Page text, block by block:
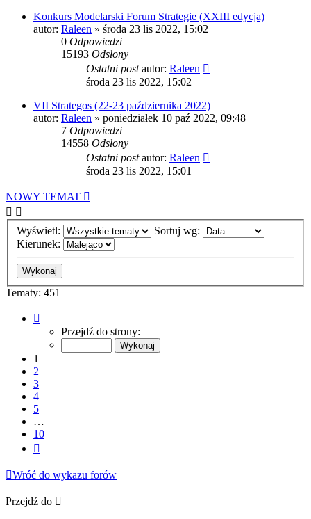
Konkurs Modelarski Forum Strategie (XXIII edycja)
autor: Raleen » środa 23 lis 2022, 15:02
0 Odpowiedzi
15193 Odsłony
Ostatni postautor: Raleen
środa 23 lis 2022, 15:02
VII Strategos (22-23 października 2022)
autor: Raleen » poniedziałek 10 paź 2022, 09:48
7 Odpowiedzi
14558 Odsłony
Ostatni postautor: Raleen
środa 23 lis 2022, 15:01
NOWY TEMAT
Wyświetl:
Sortuj wg:
Kierunek:
Tematy: 451
Przejdź do strony:
1
2
3
4
5
…
10
Wróć do wykazu forów
Przejdź do